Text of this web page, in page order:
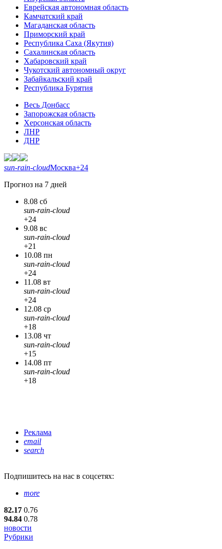
Еврейская автономная область
Камчатский край
Магаданская область
Приморский край
Республика Саха (Якутия)
Сахалинская область
Хабаровский край
Чукотский автономный округ
Забайкальский край
Республика Бурятия
Весь Донбасс
Запорожская область
Херсонская область
ЛНР
ДНР
sun-rain-cloudМосква+24
Прогноз на 7 дней
8.08 сб
sun-rain-cloud
+24
9.08 вс
sun-rain-cloud
+21
10.08 пн
sun-rain-cloud
+24
11.08 вт
sun-rain-cloud
+24
12.08 ср
sun-rain-cloud
+18
13.08 чт
sun-rain-cloud
+15
14.08 пт
sun-rain-cloud
+18
Реклама
email
search
Подпишитесь на нас в соцсетях:
more
82.17 0.76
94.84 0.78
новости
Рубрики